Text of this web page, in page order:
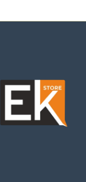
x 5dBi